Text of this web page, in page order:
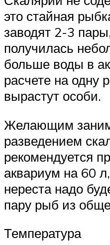
это стайная
заводят 2-3
получилась
больше воды в
расчете на одну
вырастут особи.
Желающим
разведением
рекомендуется
аквариум на 60
нереста надо
пару рыб из
Температура